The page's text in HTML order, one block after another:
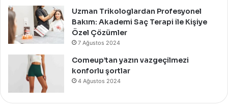
Uzman Trikologlardan Profesyonel
Bakım: Akademi Saç Terapi ile Kişiye
Özel Çözümler
7 Ağustos 2024
Comeup’tan yazın vazgeçilmezi
konforlu şortlar
4 Ağustos 2024